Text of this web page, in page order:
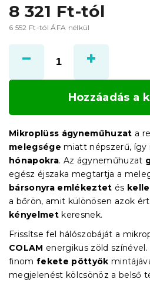
8 321 Ft-tól
6 552 Ft-tól ÁFA nélkül
Hozzáadás a
Mikroplüss ágyneműhuzat a
melegsége miatt népszerű, így
hónapokra. Az ágyneműhuzat
egész éjszaka megtartja a
bársonyra emlékeztet és
a bőrön, amit különösen azok
kényelmet keresnek.
Frissítse fel hálószobáját a
COLAM energikus zöld
finom fekete pöttyök
megjelenést kölcsönöz a belső